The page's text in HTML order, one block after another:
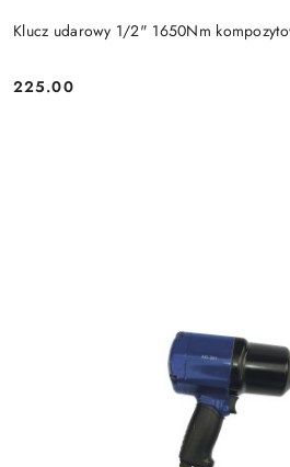
Klucz udarowy 1/2" 1650Nm
Cena:
225.00